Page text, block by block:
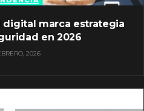
marca estrategia
en 2026
2026